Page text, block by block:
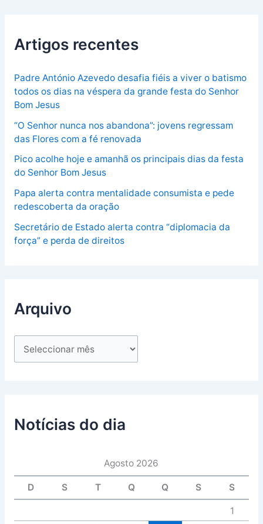
Artigos recentes
Padre António Azevedo desafia fiéis a viver o batismo
todos os dias na véspera da grande festa do Senhor
Bom Jesus
“O Senhor nunca nos abandona”: jovens regressam
das Flores com a fé renovada
Pico acolhe hoje e amanhã os principais dias da festa
do Senhor Bom Jesus
Papa alerta contra mentalidade consumista e pede
redescoberta da oração
Secretário de Estado alerta contra “diplomacia da
força” e perda de direitos
Arquivo
Notícias do dia
Agosto 2026
D S T Q Q S S
1